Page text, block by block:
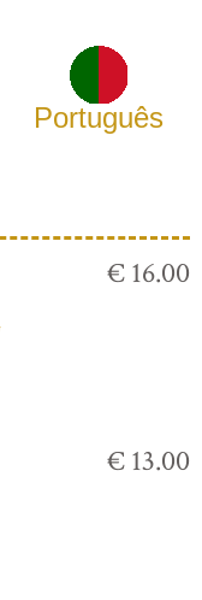
Português
€ 16.00
€ 13.00